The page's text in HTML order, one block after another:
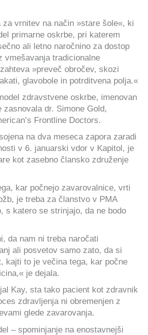
vrnitev na način »stare šole«, ki
primarne oskrbe, pri katerem
ali letno naročnino za dostop
vmešavanja tradicionalne
»preveč obročev, skozi
glavobole in potrditvena polja.«
zdravstvene oskrbe, imenovan
zasnovala dr. Simone Gold,
Frontline Doctors.
na dva meseca zapora zaradi
v 6. januarski vdor v Kapitol, je
kot zasebno člansko združenje
kar počnejo zavarovalnice, vrti
je treba za članstvo v PMA
s katero se strinjajo, da ne bodo
da nam ni treba naročati
ali posvetov samo zato, da si
kajti to je večina tega, kar počne
je dejala.
Kay, sta tako pacient kot zdravnik
zdravljenja ni obremenjen z
glede zavarovanja.
– spominjanje na enostavnejši